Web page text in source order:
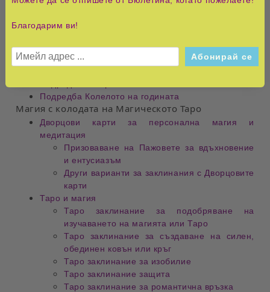
Гледане с три карти
Подредба подготовка със седем карти
Гледане с карта сигнификатор
Дворцовите карти като сигнификатор:
Астрологични и елементални персонажи
Подредба Колелото на годината
Магия с колодата на Магическото Таро
Дворцови карти за персонална магия и
медитация
Призоваване на Пажовете за вдъхновение
и ентусиазъм
Други варианти за заклинания с Дворцовите
карти
Таро и магия
Таро заклинание за подобряване на
изучаването на магията или Таро
Таро заклинание за създаване на силен,
обединен ковън или кръг
Таро заклинание за изобилие
Таро заклинание защита
Таро заклинание за романтична връзка
Благодарим ви!